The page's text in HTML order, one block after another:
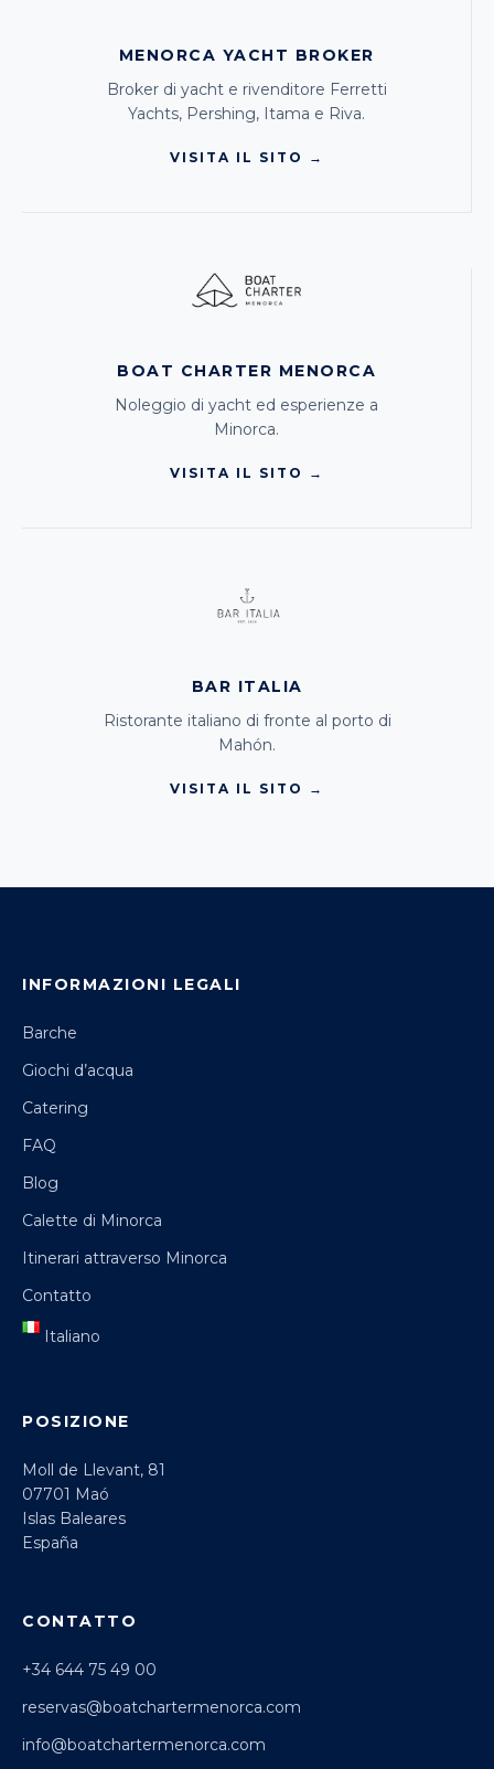
MENORCA YACHT BROKER
Broker di yacht e rivenditore Ferretti
Yachts, Pershing, Itama e Riva.
VISITA IL SITO →
BOAT CHARTER MENORCA
Noleggio di yacht ed esperienze a
Minorca.
VISITA IL SITO →
BAR ITALIA
Ristorante italiano di fronte al porto di
Mahón.
VISITA IL SITO →
INFORMAZIONI LEGALI
Barche
Giochi d’acqua
Catering
FAQ
Blog
Calette di Minorca
Itinerari attraverso Minorca
Contatto
Italiano
POSIZIONE
Moll de Llevant, 81
07701 Maó
Islas Baleares
España
CONTATTO
+34 644 75 49 00
reservas@boatchartermenorca.com
info@boatchartermenorca.com